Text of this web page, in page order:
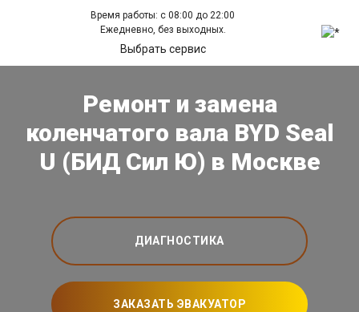
Время работы: с 08:00 до 22:00
Ежедневно, без выходных.
Выбрать сервис
Ремонт и замена
коленчатого вала BYD Seal
U (БИД Сил Ю) в Москве
ДИАГНОСТИКА
ЗАКАЗАТЬ ЭВАКУАТОР